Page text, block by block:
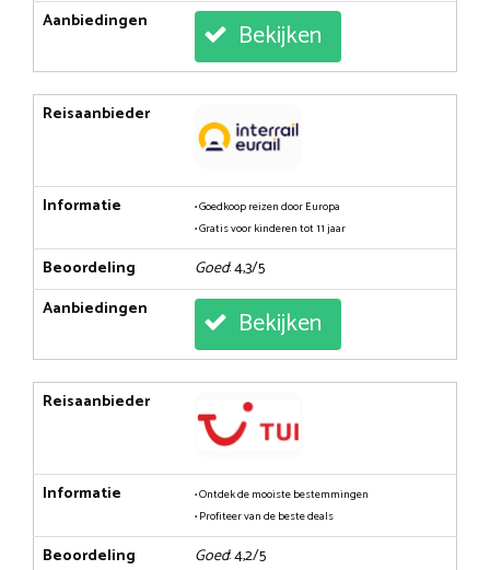
Aanbiedingen
Bekijken
Reisaanbieder
Informatie
• Goedkoop reizen door Europa
• Gratis voor kinderen tot 11 jaar
Beoordeling Goed: 4,3/5
Aanbiedingen
Bekijken
Reisaanbieder
Informatie
• Ontdek de mooiste bestemmingen
• Profiteer van de beste deals
Beoordeling Goed: 4,2/5